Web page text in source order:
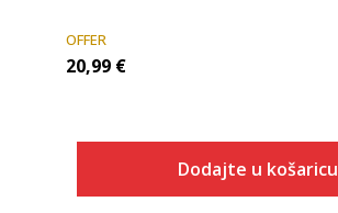
OFFER
20,99 €
Dodajte u košaricu